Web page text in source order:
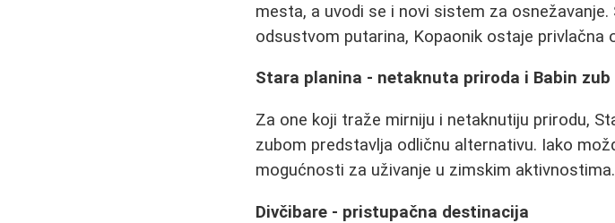
mesta, a uvodi se i novi sistem za
odsustvom putarina, Kopaonik ostaje privlačna
Stara planina - netaknuta priroda i Babin zub
Za one koji traže mirniju i netaknutiju prirodu,
zubom predstavlja odličnu alternativu. Iako
mogućnosti za uživanje u zimskim aktivnostima.
Divčibare - pristupačna destinacija